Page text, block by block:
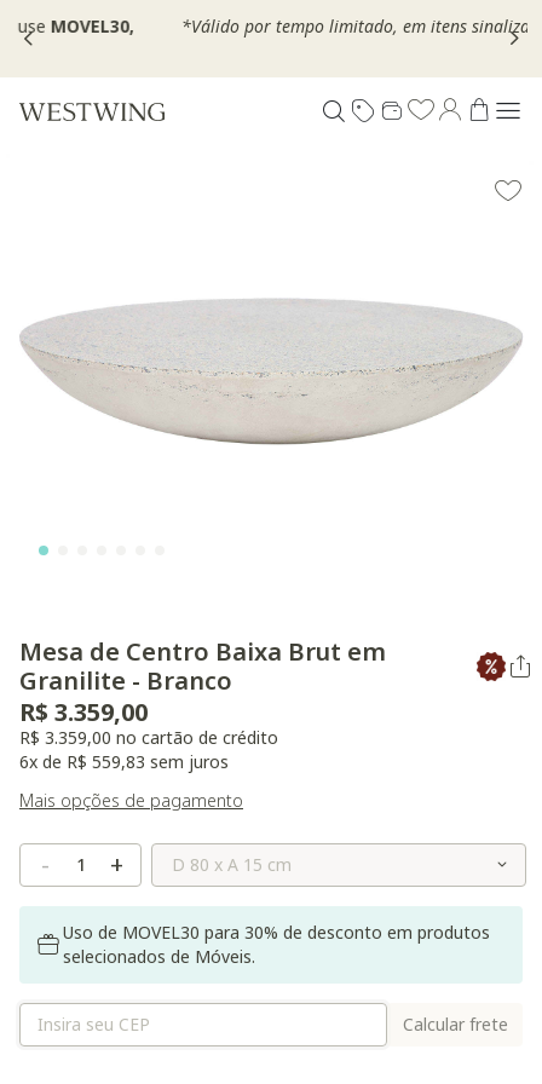
*Válido por tempo limitado, em itens sinalizados com selo
Mesa de Centro Baixa Brut em
Granilite - Branco
R$ 3.359,00
R$ 3.359,00 no cartão de crédito
6x de R$ 559,83 sem juros
Mais opções de pagamento
- + Selecione o Tamanho
Uso de MOVEL30 para 30% de desconto em produtos
selecionados de Móveis.
Calcular frete